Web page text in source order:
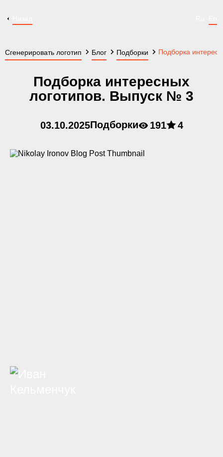
Сгенерировать логотип Блог Подборки Подборка
Подборка интересных
логотипов. Выпуск № 3
03.10.2025Подборки 191 4